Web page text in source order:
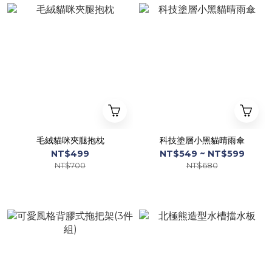
毛絨貓咪夾腿抱枕
NT$499
NT$700
科技塗層小黑貓晴雨傘
NT$549 ~ NT$599
NT$680